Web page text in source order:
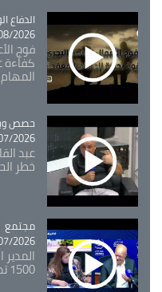
Catégorie
الدفاع
2026 - 12:10
فوج
كفاءة
المهام
Catégorie
حصص
2026 - 09:49
عبد
خطر
Catégorie
مجتمع
2026 - 10:18
1500 تدخل خلال الموسم الحالي